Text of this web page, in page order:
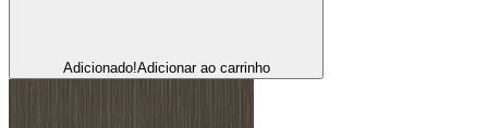
Adicionado!Adicionar ao carrinho